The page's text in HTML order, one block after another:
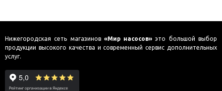
Нижегородская сеть магазинов «Мир насосов» это большой выбор
продукции высокого качества и современный сервис дополнительных
услуг.